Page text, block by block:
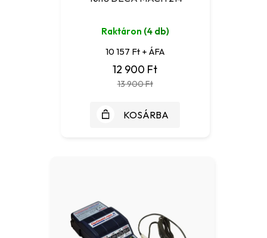
Raktáron (4 db)
10 157 Ft + ÁFA
12 900 Ft
13 900 Ft
KOSÁRBA